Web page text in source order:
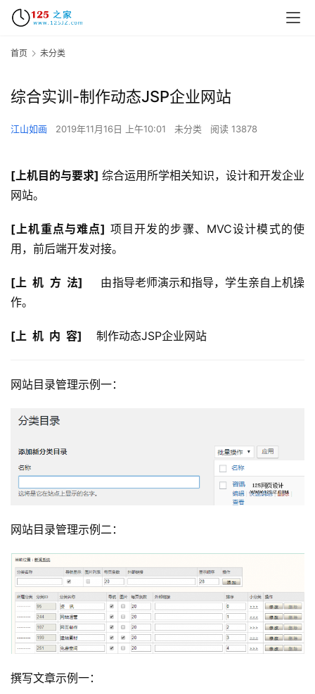
首页 未分类
综合实训-制作动态JSP企业网站
江山如画 2019年11月16日 上午10:01 未分类 阅读 13878
[上机目的与要求] 综合运用所学相关知识，设计和开发企业
网站。
[上机重点与难点] 项目开发的步骤、MVC设计模式的使
用，前后端开发对接。
[上  机  方  法] 由指导老师演示和指导，学生亲自上机操
作。
[上  机  内  容] 制作动态JSP企业网站
网站目录管理示例一：
网站目录管理示例二：
撰写文章示例一：